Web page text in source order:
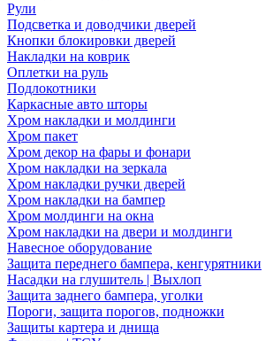
Рули
Подсветка и доводчики дверей
Кнопки блокировки дверей
Накладки на коврик
Оплетки на руль
Подлокотники
Каркасные авто шторы
Хром накладки и молдинги
Хром пакет
Хром декор на фары и фонари
Хром накладки на зеркала
Хром накладки ручки дверей
Хром накладки на бампер
Хром молдинги на окна
Хром накладки на двери и молдинги
Навесное оборудование
Защита переднего бампера, кенгурятники
Насадки на глушитель | Выхлоп
Защита заднего бампера, уголки
Пороги, защита порогов, подножки
Защиты картера и днища